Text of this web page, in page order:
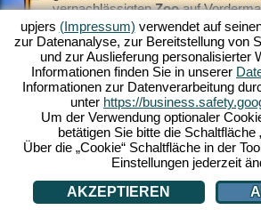
Park
vernachlässigtenZooauf
neue Besucher anlocken.
Areal verkauft.
Deiner verstorbenen Tante zuliebe,
aufopferungsvoll um die Tiere
machst du dich an deine Aufgabe.
wundervolleZoo-Spielund werde
Tierpark-Manager.
upjers (Impressum) verwendet auf
zur Datenanalyse, zur Bereitstellung von
und zur Auslieferung personalisierter
Informationen finden Sie in unserer
Informationen zur Datenverarbeitung
unter https://
Um der Verwendung optionaler
betätigen Sie bitte die Schaltfläche
Über die „Cookie“ Schaltfläche in der
Einstellungen jederzeit
AKZEPTIEREN